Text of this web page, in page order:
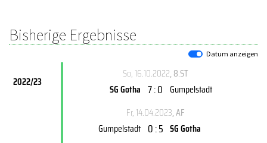
Bisherige Ergebnisse
Datum anzeigen
2022/23
So, 16.10.2022, 8.ST
SG Gotha 7 : 0 Gumpelstadt
Fr, 14.04.2023, AF
Gumpelstadt 0 : 5 SG Gotha